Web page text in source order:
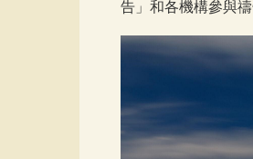
告」和各機構參與禱